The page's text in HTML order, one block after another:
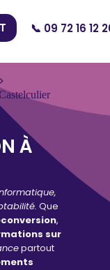
📞 09 72 16 12
À
Que
,
sur
partout